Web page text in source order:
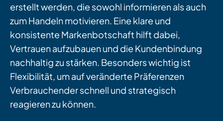
erstellt werden, die sowohl informieren als auch
zum Handeln motivieren. Eine klare und
konsistente Markenbotschaft hilft dabei,
Vertrauen aufzubauen und die Kundenbindung
nachhaltig zu stärken. Besonders wichtig ist
Flexibilität, um auf veränderte Präferenzen
Verbrauchender schnell und strategisch
reagieren zu können.